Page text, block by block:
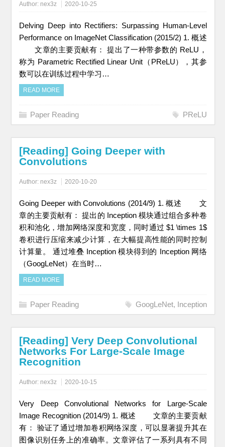
Author: nex3z 2020-10-25
Delving Deep into Rectifiers: Surpassing Human-Level
Performance on ImageNet Classification (2015/2) 1. 概述
文章的主要贡献有： 提出了一种带参数的 ReLU，
称为 Parametric Rectified Linear Unit（PReLU），其参
数可以在训练过程中学习…
READ MORE
Paper Reading PReLU
[Reading] Going Deeper with
Convolutions
Author: nex3z 2020-10-20
Going Deeper with Convolutions (2014/9) 1. 概述 文
章的主要贡献有： 提出的 Inception 模块通过组合多种卷
积和池化，增加网络深度和宽度，同时通过 $1 \times 1$
卷积进行压缩来减少计算，在大幅提高性能的同时控制
计算量。 通过堆叠 Inception 模块得到的 Inception 网络
（GoogLeNet）在当时…
READ MORE
Paper Reading GoogLeNet, Inception
[Reading] Very Deep Convolutional
Networks For Large-Scale Image
Recognition
Author: nex3z 2020-10-15
Very Deep Convolutional Networks for Large-Scale
Image Recognition (2014/9) 1. 概述 文章的主要贡献
有： 验证了通过增加卷积网络深度，可以显著提升其在
图像识别任务上的准确率。文章评估了一系列具有不同